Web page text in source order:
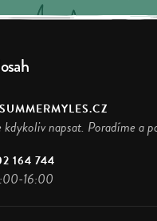
kdykoliv napsat. Poradíme a
164 744
16:00